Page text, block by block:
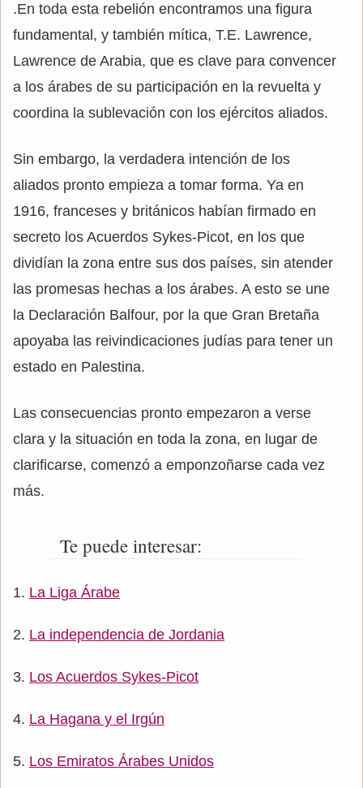
.En toda esta rebelión encontramos una figura
fundamental, y también mítica, T.E. Lawrence,
Lawrence de Arabia, que es clave para convencer
a los árabes de su participación en la revuelta y
coordina la sublevación con los ejércitos aliados.
Sin embargo, la verdadera intención de los
aliados pronto empieza a tomar forma. Ya en
1916, franceses y británicos habían firmado en
secreto los Acuerdos Sykes-Picot, en los que
dividían la zona entre sus dos países, sin atender
las promesas hechas a los árabes. A esto se une
la Declaración Balfour, por la que Gran Bretaña
apoyaba las reivindicaciones judías para tener un
estado en Palestina.
Las consecuencias pronto empezaron a verse
clara y la situación en toda la zona, en lugar de
clarificarse, comenzó a emponzoñarse cada vez
más.
Te puede interesar:
La Liga Árabe
La independencia de Jordania
Los Acuerdos Sykes-Picot
La Hagana y el Irgún
Los Emiratos Árabes Unidos